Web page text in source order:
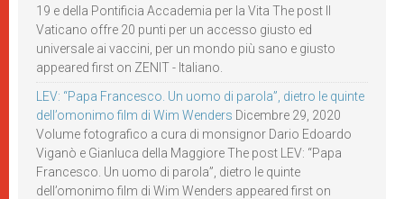
19 e della Pontificia Accademia per la Vita The post Il
Vaticano offre 20 punti per un accesso giusto ed
universale ai vaccini, per un mondo più sano e giusto
appeared first on ZENIT - Italiano.
LEV: “Papa Francesco. Un uomo di parola”, dietro le quinte
dell’omonimo film di Wim Wenders Dicembre 29, 2020
Volume fotografico a cura di monsignor Dario Edoardo
Viganò e Gianluca della Maggiore The post LEV: “Papa
Francesco. Un uomo di parola”, dietro le quinte
dell’omonimo film di Wim Wenders appeared first on